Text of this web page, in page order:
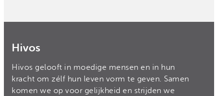
Hivos
Hivos gelooft in moedige mensen en in hun
kracht om zélf hun leven vorm te geven. Samen
komen we op voor gelijkheid en strijden we